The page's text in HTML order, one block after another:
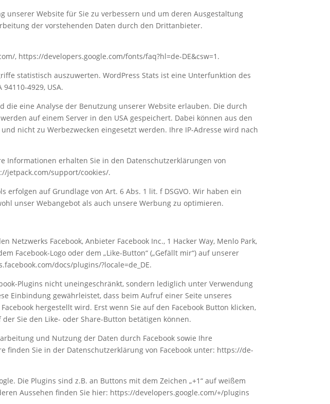
unserer Website für Sie zu verbessern und um deren Ausgestaltung
der vorstehenden Daten durch den Drittanbieter.
, https://developers.google.com/fonts/faq?hl=de-DE&csw=1.
statistisch auszuwerten. WordPress Stats ist eine Unterfunktion des
4929, USA.
die eine Analyse der Benutzung unserer Website erlauben. Die durch
auf einem Server in den USA gespeichert. Dabei können aus den
nicht zu Werbezwecken eingesetzt werden. Ihre IP-Adresse wird nach
Informationen erhalten Sie in den Datenschutzerklärungen von
jetpack.com/support/cookies/.
erfolgen auf Grundlage von Art. 6 Abs. 1 lit. f DSGVO. Wir haben ein
unser Webangebot als auch unsere Werbung zu optimieren.
Netzwerks Facebook, Anbieter Facebook Inc., 1 Hacker Way, Menlo Park,
Facebook-Logo oder dem „Like-Button“ („Gefällt mir“) auf unserer
docs/plugins/?locale=de_DE.
Plugins nicht uneingeschränkt, sondern lediglich unter Verwendung
Einbindung gewährleistet, dass beim Aufruf einer Seite unseres
hergestellt wird. Erst wenn Sie auf den Facebook Button klicken,
Sie den Like- oder Share-Button betätigen können.
und Nutzung der Daten durch Facebook sowie Ihre
finden Sie in der Datenschutzerklärung von Facebook unter: https://de-
Die Plugins sind z.B. an Buttons mit dem Zeichen „+1“ auf weißem
Aussehen finden Sie hier: https://developers.google.com/+/plugins